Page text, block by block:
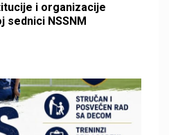
i organizacije
sednici NSSNM